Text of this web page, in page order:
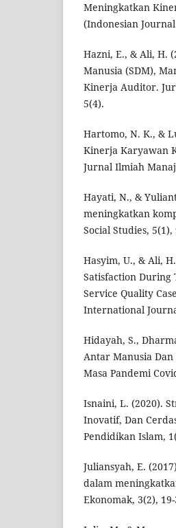
Meningkatkan
(Indonesian
Hazni, E., & Ali, H.
Manusia (SDM),
Kinerja Auditor.
5(4).
Hartomo, N. K., &
Kinerja Karyawan
Jurnal Ilmiah
Hayati, N., &
meningkatkan
Social Studies, 5(1),
Hasyim, U., & Ali,
Satisfaction During
Service Quality
International
Hidayah, S.,
Antar Manusia
Masa Pandemi
Isnaini, L. (2020).
Inovatif, Dan
Pendidikan Islam,
Juliansyah, E.
dalam
Ekonomak, 3(2),